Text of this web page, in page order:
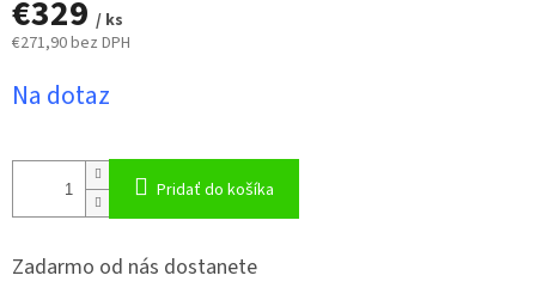
€329 / ks
€271,90 bez DPH
cena:
Na dotaz
Pridať do košíka
Zadarmo od nás dostanete